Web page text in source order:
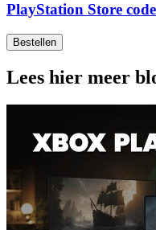
PlayStation Store
Bestellen
Lees hier meer